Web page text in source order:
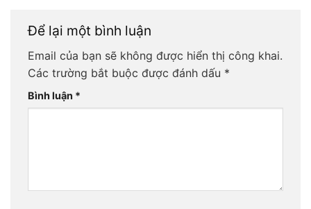
Để lại một bình luận
Email của bạn sẽ không được hiển thị công khai.
Các trường bắt buộc được đánh dấu *
Bình luận *